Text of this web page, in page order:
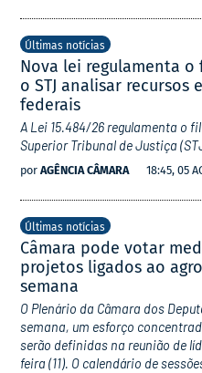
Últimas notícias
Nova lei regulamenta
o STJ analisar recursos
federais
A Lei 15.484/26 regulamenta o
Superior Tribunal de Justiça
por AGÊNCIA CÂMARA 18:45, 05
Últimas notícias
Câmara pode votar
projetos ligados ao
semana
O Plenário da Câmara dos
semana, um esforço
serão definidas na reunião de
feira (11). O calendário de